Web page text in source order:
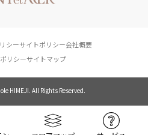
シーサイトポリシー会社概要
リシーサイトマップ
HIMEJI. All Rights Reserved.